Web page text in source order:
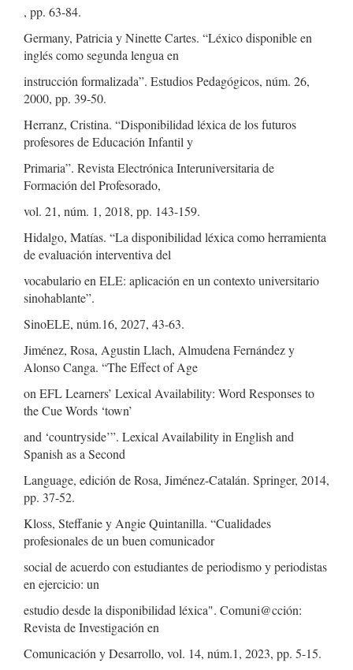
, pp. 63-84.
Germany, Patricia y Ninette Cartes. “Léxico disponible en
inglés como segunda lengua en
instrucción formalizada”. Estudios Pedagógicos, núm. 26,
2000, pp. 39-50.
Herranz, Cristina. “Disponibilidad léxica de los futuros
profesores de Educación Infantil y
Primaria”. Revista Electrónica Interuniversitaria de
Formación del Profesorado,
vol. 21, núm. 1, 2018, pp. 143-159.
Hidalgo, Matías. “La disponibilidad léxica como herramienta
de evaluación interventiva del
vocabulario en ELE: aplicación en un contexto universitario
sinohablante”.
SinoELE, núm.16, 2027, 43-63.
Jiménez, Rosa, Agustin Llach, Almudena Fernández y
Alonso Canga. “The Effect of Age
on EFL Learners’ Lexical Availability: Word Responses to
the Cue Words ‘town’
and ‘countryside’”. Lexical Availability in English and
Spanish as a Second
Language, edición de Rosa, Jiménez-Catalán. Springer, 2014,
pp. 37-52.
Kloss, Steffanie y Angie Quintanilla. “Cualidades
profesionales de un buen comunicador
social de acuerdo con estudiantes de periodismo y periodistas
en ejercicio: un
estudio desde la disponibilidad léxica". Comuni@cción:
Revista de Investigación en
Comunicación y Desarrollo, vol. 14, núm.1, 2023, pp. 5-15.